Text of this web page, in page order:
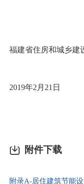
福建省住房和城乡建
2019年2月21日
附件下载
附录A-居住建筑节能